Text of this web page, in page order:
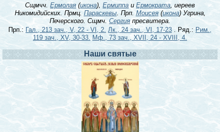
Сщмчч. Ермолая (икона), Ермиппаи Ермократа , иереев
Никомидийских. Прмц.Параскевы. Прп. Моисея(икона) Угрина,
Печерского. Сщмч. Сергия пресвитера.
Прп.: Гал., 213 зач., V, 22 - VI, 2. Лк., 24 зач., VI, 17-23 . Ряд.: Рим.,
119 зач., XV, 30-33.
Мф., 73 зач., XVII, 24 - XVIII, 4.
Наши святые